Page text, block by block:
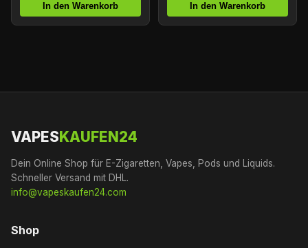
In den Warenkorb In den Warenkorb
VAPES KAUFEN24
Dein Online Shop für E-Zigaretten, Vapes, Pods und Liquids.
Schneller Versand mit DHL.
info@vapeskaufen24.com
Shop